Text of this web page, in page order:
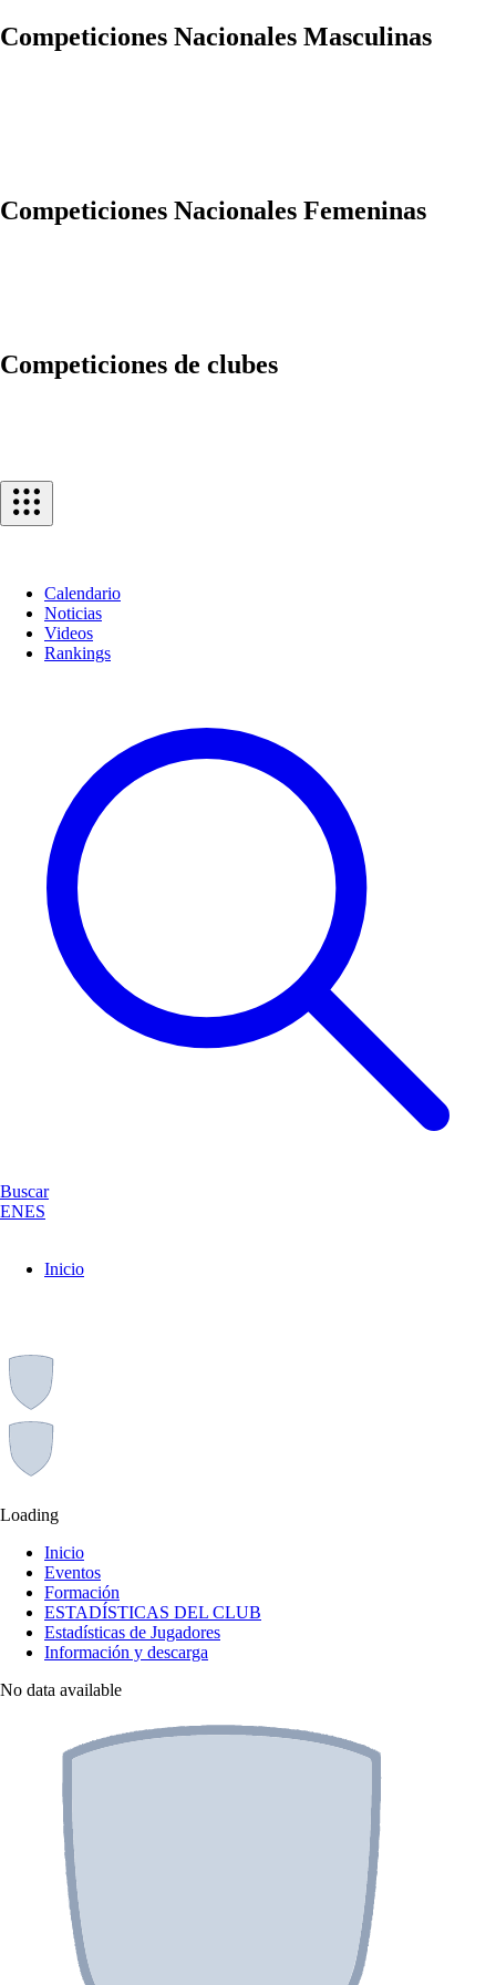
Competiciones Nacionales Masculinas
Competiciones Nacionales Femeninas
Competiciones de clubes
Calendario
Noticias
Videos
Rankings
Buscar
ENES
Inicio
Loading
Inicio
Eventos
Formación
ESTADÍSTICAS DEL CLUB
Estadísticas de Jugadores
Información y descarga
No data available